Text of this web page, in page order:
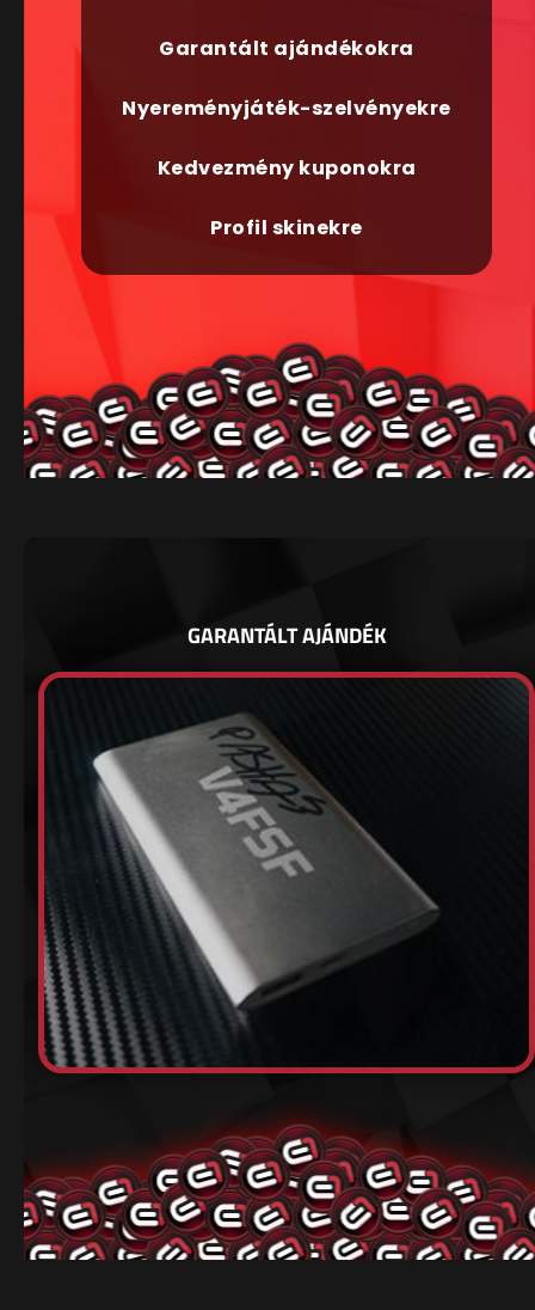
Garantált ajándékokra
Nyereményjáték-szelvényekre
Kedvezmény kuponokra
Profil skinekre
GARANTÁLT AJÁNDÉK